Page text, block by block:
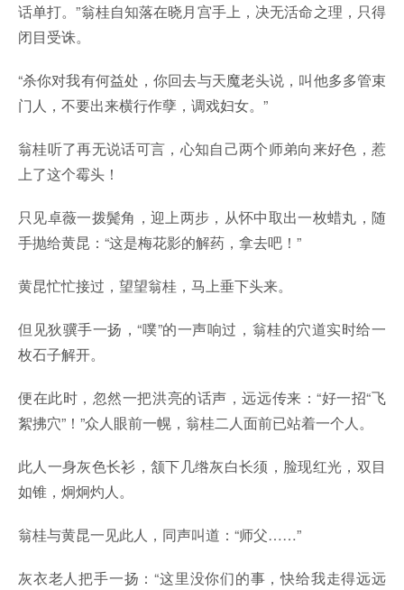
话单打。”翁桂自知落在晓月宫手上，决无活命之理，只得
闭目受诛。
“杀你对我有何益处，你回去与天魔老头说，叫他多多管束
门人，不要出来横行作孽，调戏妇女。”
翁桂听了再无说话可言，心知自己两个师弟向来好色，惹
上了这个霉头！
只见卓薇一拨鬓角，迎上两步，从怀中取出一枚蜡丸，随
手抛给黄昆：“这是梅花影的解药，拿去吧！”
黄昆忙忙接过，望望翁桂，马上垂下头来。
但见狄骥手一扬，“噗”的一声响过，翁桂的穴道实时给一
枚石子解开。
便在此时，忽然一把洪亮的话声，远远传来：“好一招“飞
絮拂穴”！”众人眼前一幌，翁桂二人面前已站着一个人。
此人一身灰色长衫，颔下几绺灰白长须，脸现红光，双目
如锥，炯炯灼人。
翁桂与黄昆一见此人，同声叫道：“师父……”
灰衣老人把手一扬：“这里没你们的事，快给我走得远远